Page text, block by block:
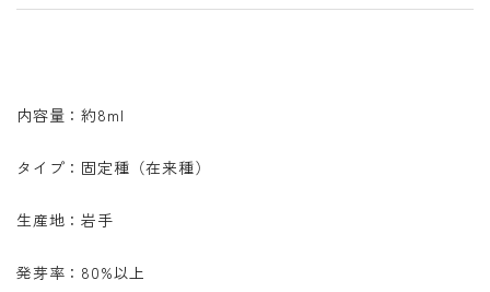
内容量：約8ml
タイプ：固定種（在来種）
生産地：岩手
発芽率：80%以上